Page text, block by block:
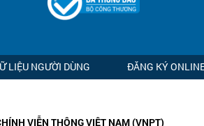
LIỆU NGƯỜI DÙNG ĐĂNG KÝ
VIỄN THÔNG VIỆT NAM (VNPT)